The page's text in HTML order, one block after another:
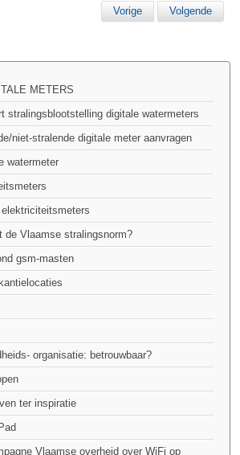
Vorige Volgende
METERS
stralingsblootstelling digitale watermeters
niet-stralende digitale meter aanvragen
watermeter
de Vlaamse stralingsnorm?
gsm-masten
organisatie: betrouwbaar?
ter inspiratie
Vlaamse overheid over WiFi op